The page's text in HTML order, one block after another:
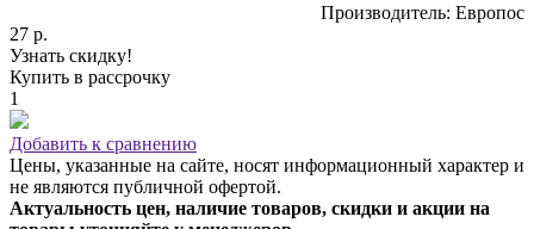
Производитель: Европос
27 р.
Узнать скидку!
Купить в рассрочку
1
Добавить к сравнению
Цены, указанные на сайте, носят информационный характер и
не являются публичной офертой.
Актуальность цен, наличие товаров, скидки и акции на